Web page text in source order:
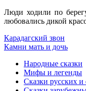
Люди ходили по
любовались дикой
Карадагский звон
Камни мать и дочь
Народные сказки
Мифы и легенды
Сказки русских и